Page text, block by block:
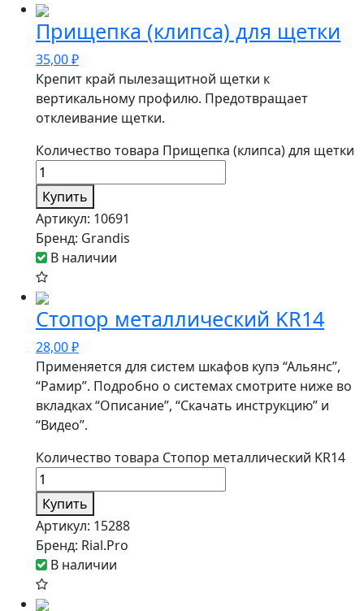
Прищепка (клипса) для щетки
35,00₽
Крепит край пылезащитной щетки к
вертикальному профилю. Предотвращает
отклеивание щетки.
Количество товара Прищепка (клипса) для щетки
Купить
Артикул: 10691
Бренд: Grandis
В наличии
Стопор металлический KR14
28,00₽
Применяется для систем шкафов купэ “Альянс”,
“Рамир”. Подробно о системах смотрите ниже во
вкладках “Описание”, “Скачать инструкцию” и
“Видео”.
Количество товара Стопор металлический KR14
Купить
Артикул: 15288
Бренд: Rial.Pro
В наличии